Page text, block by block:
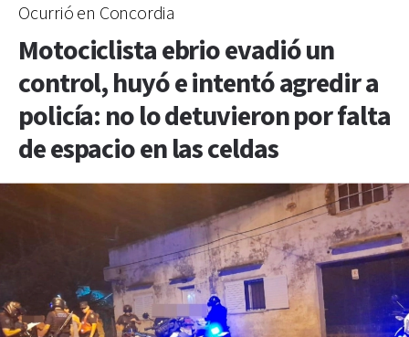
Ocurrió en Concordia
Motociclista ebrio evadió un
control, huyó e intentó agredir a
policía: no lo detuvieron por falta
de espacio en las celdas